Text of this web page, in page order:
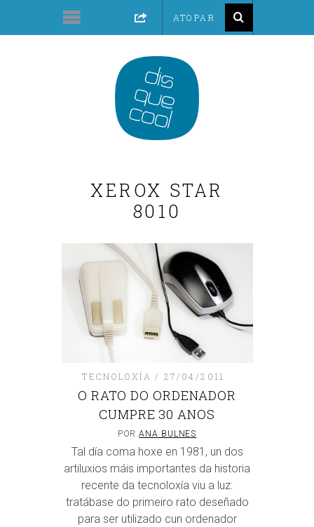
XEROX STAR
8010
TECNOLOXÍA 27/04/2011
O RATO DO ORDENADOR
CUMPRE 30 ANOS
PORANA BULNES
Tal día coma hoxe en 1981, un dos
artiluxios máis importantes da historia
recente da tecnoloxía viu a luz:
tratábase do primeiro rato deseñado
para ser utilizado cun ordenador